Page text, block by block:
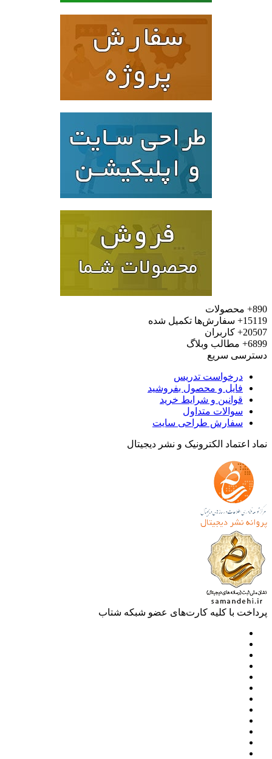
محصولات
سفارش‌ها تکمیل شده
کاربران
مطالب وبلاگ
سریع
درخواست تدریس
فایل و محصول بفروشید
قوانین و شرایط خرید
سوالات متداول
سفارش طراحی سایت
اعتماد الکترونیک و نشر دیجیتال
با کلیه کارت‌های عضو شبکه شتاب